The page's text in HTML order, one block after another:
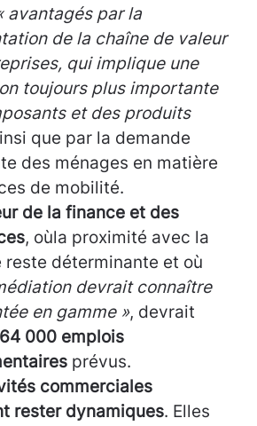
avantagés par la
de la chaîne de valeur
qui implique une
toujours plus importante
et des produits
que par la demande
des ménages en matière
de mobilité.
de la finance et des
, oùla proximité avec la
reste déterminante et où
devrait connaître
en gamme », devrait
64 000 emplois
prévus.
commerciales
rester dynamiques. Elles